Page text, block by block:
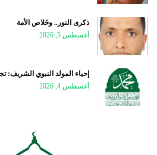
ذكرى النور.. وخَلاص الأمة
أغسطس 5, 2026
إحياء المولد النبوي الشريف:
أغسطس 4, 2026